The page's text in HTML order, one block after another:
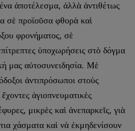
ἀποτέλεσμα, ἀλλὰ ἀντιθέτως
σὲ προϊοῦσα φθορὰ καὶ
φρονήματος, σὲ
ὑποχωρήσεις στὸ δόγμα
μας αὐτοσυνειδησία. Μὲ
ἀντιπρόσωποι στοὺς
ἁγιοπνευματικὲς
μικρὲς καὶ ἀνεπαρκεῖς, γιὰ
χάσματα καὶ νὰ ἐκμηδενίσουν